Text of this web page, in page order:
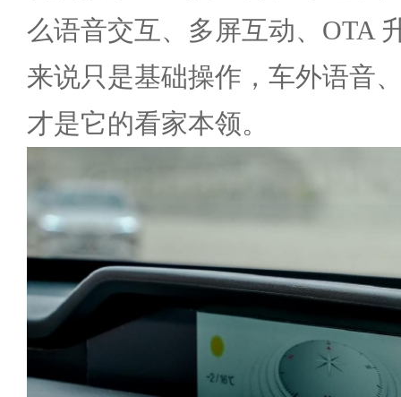
么语音交互、多屏互动、OTA
来说只是基础操作，车外语音
才是它的看家本领。